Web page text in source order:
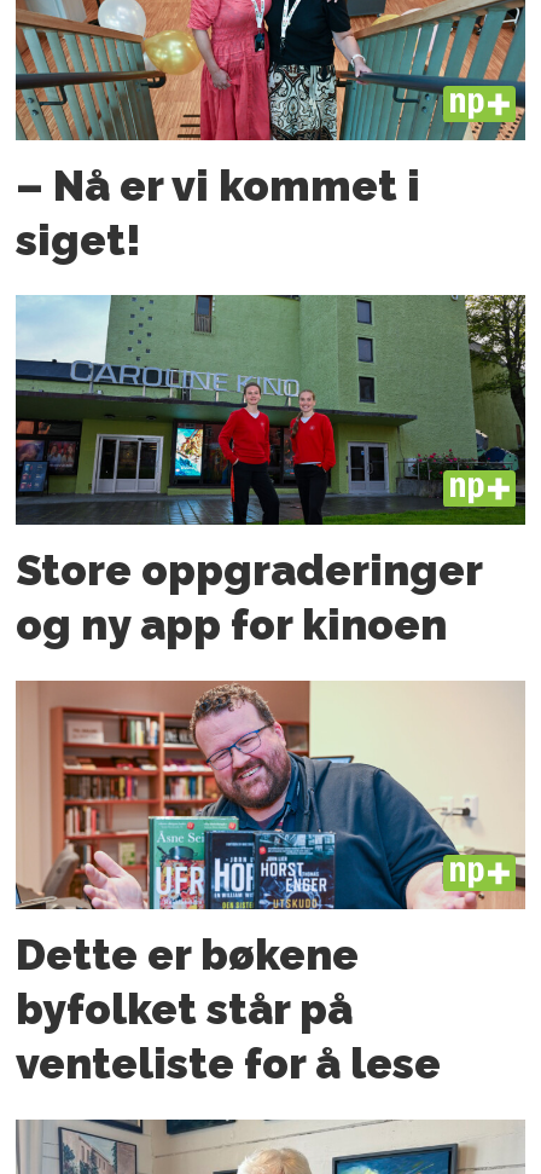
PLUS
– Nå er vi kommet i
siget!
PLUS
Store oppgraderinger
og ny app for kinoen
PLUS
Dette er bøkene
byfolket står på
venteliste for å lese